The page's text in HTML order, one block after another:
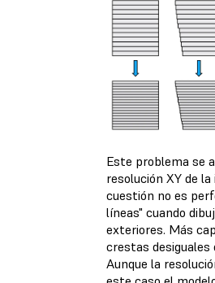
Este problema se
resolución XY de
cuestión no es
líneas" cuando
exteriores. Más
crestas desiguales
Aunque la